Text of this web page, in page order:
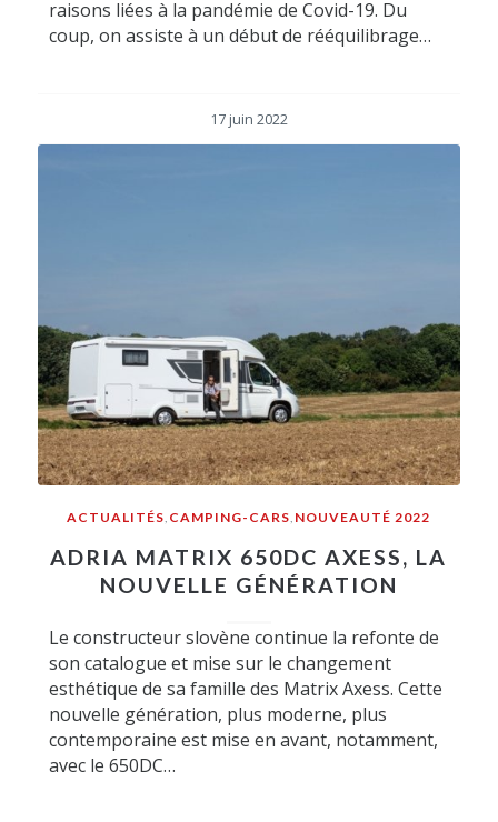
raisons liées à la pandémie de Covid-19. Du
coup, on assiste à un début de rééquilibrage…
17 juin 2022
ACTUALITÉS, CAMPING-CARS, NOUVEAUTÉ 2022
ADRIA MATRIX 650DC AXESS, LA
NOUVELLE GÉNÉRATION
Le constructeur slovène continue la refonte de
son catalogue et mise sur le changement
esthétique de sa famille des Matrix Axess. Cette
nouvelle génération, plus moderne, plus
contemporaine est mise en avant, notamment,
avec le 650DC…